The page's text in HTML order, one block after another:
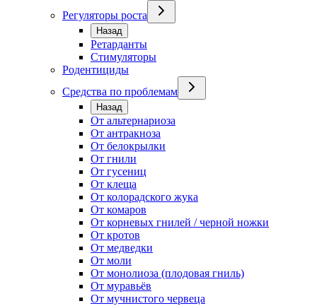
Регуляторы роста
Назад
Ретарданты
Стимуляторы
Родентициды
Средства по проблемам
Назад
От альтернариоза
От антракноза
От белокрылки
От гнили
От гусениц
От клеща
От колорадского жука
От комаров
От корневых гнилей / черной ножки
От кротов
От медведки
От моли
От монолиоза (плодовая гниль)
От муравьёв
От мучнистого червеца